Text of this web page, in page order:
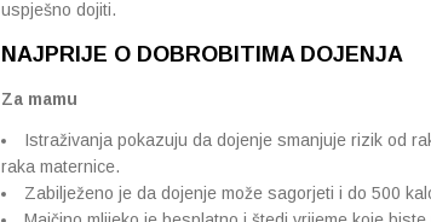
uspješno dojiti.
NAJPRIJE O DOBROBITIMA DOJENJA
Za mamu
Istraživanja pokazuju da dojenje smanjuje rizik od
raka maternice.
Zabilježeno je da dojenje može sagorjeti i do 500